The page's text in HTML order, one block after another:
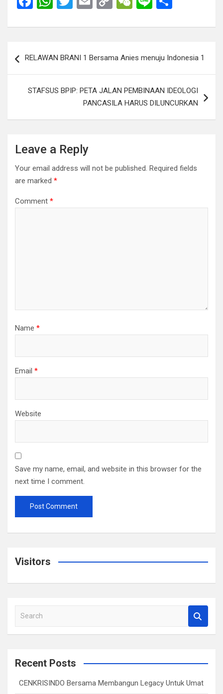
ce
o
o
k
at
A
p
p
tt ail py
n
k
C
at
e
ar
navigation
RELAWAN BRANI 1 Bersama Anies menuju Indonesia 1
STAFSUS BPIP: PETA JALAN PEMBINAAN IDEOLOGI
PANCASILA HARUS DILUNCURKAN
Leave a Reply
Your email address will not be published. Required fields
are marked *
Comment *
Name *
Email *
Website
Save my name, email, and website in this browser for the
next time I comment.
Visitors
a
c
Recent Posts
CENKRISINDO Bersama Membangun Legacy Untuk Umat